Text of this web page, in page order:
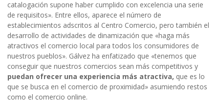
catalogación supone haber cumplido con excelencia una serie
de requisitos». Entre ellos, aparece el número de
establecimientos adscritos al Centro Comercio, pero también el
desarrollo de actividades de dinamización que «haga más
atractivos el comercio local para todos los consumidores de
nuestros pueblos». Gálvez ha enfatizado que «tenemos que
conseguir que nuestros comercios sean más competitivos y
puedan ofrecer una experiencia más atractiva, que es lo
que se busca en el comercio de proximidad» asumiendo restos
como el comercio online.